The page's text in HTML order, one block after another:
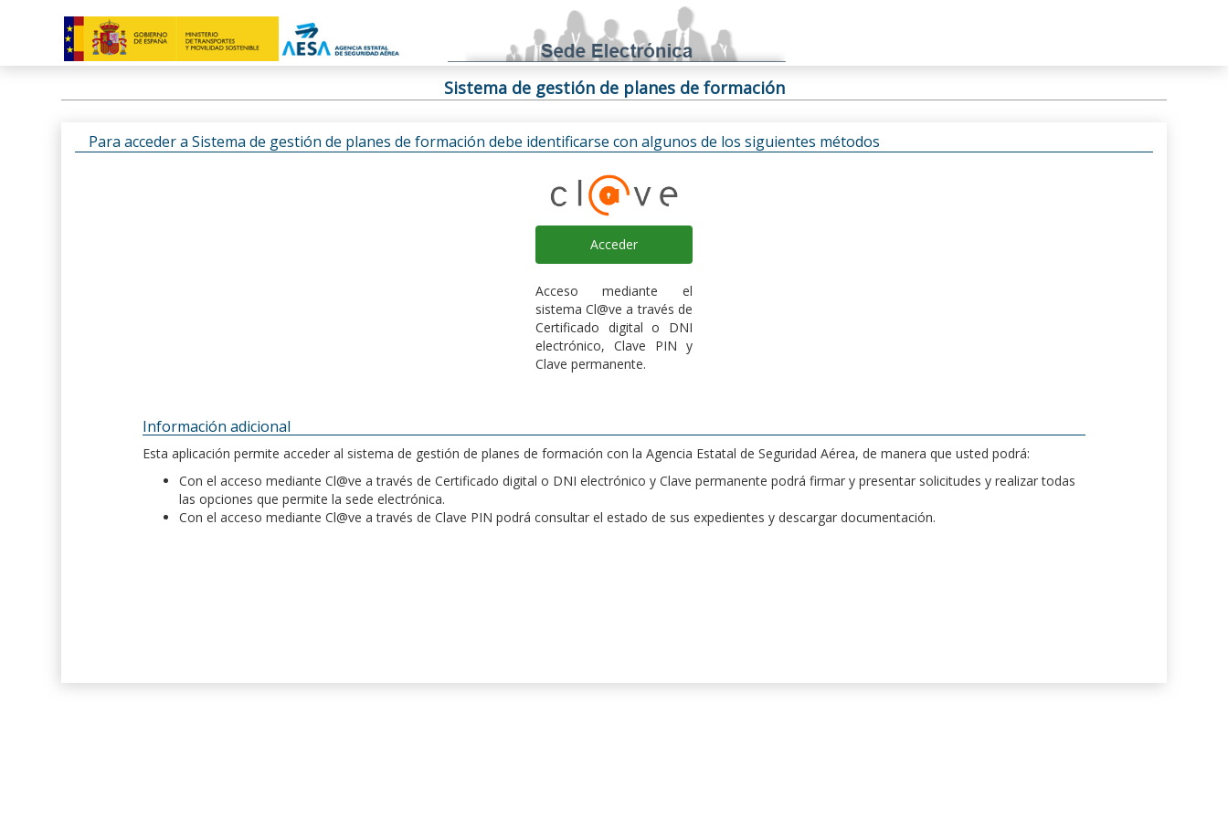
Sistema de gestión de planes de formación
Para acceder a Sistema de gestión de planes de formación debe identificarse con algunos de los siguientes métodos
Acceder
Acceso mediante el
sistema Cl@ve a través de
Certificado digital o DNI
electrónico, Clave PIN y
Clave permanente.
Información adicional
Esta aplicación permite acceder al sistema de gestión de planes de formación con la Agencia Estatal de Seguridad Aérea, de manera que usted podrá:
Con el acceso mediante Cl@ve a través de Certificado digital o DNI electrónico y Clave permanente podrá firmar y presentar solicitudes y realizar todas
las opciones que permite la sede electrónica.
Con el acceso mediante Cl@ve a través de Clave PIN podrá consultar el estado de sus expedientes y descargar documentación.